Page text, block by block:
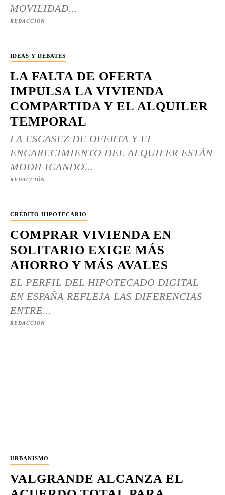
MOVILIDAD...
REDACCIÓN
IDEAS Y DEBATES
LA FALTA DE OFERTA
IMPULSA LA VIVIENDA
COMPARTIDA Y EL ALQUILER
TEMPORAL
LA ESCASEZ DE OFERTA Y EL
ENCARECIMIENTO DEL ALQUILER ESTÁN
MODIFICANDO...
REDACCIÓN
CRÉDITO HIPOTECARIO
COMPRAR VIVIENDA EN
SOLITARIO EXIGE MÁS
AHORRO Y MÁS AVALES
EL PERFIL DEL HIPOTECADO DIGITAL
EN ESPAÑA REFLEJA LAS DIFERENCIAS
ENTRE...
REDACCIÓN
URBANISMO
VALGRANDE ALCANZA EL